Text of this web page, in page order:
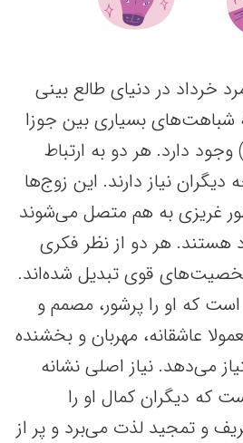
خرداد در دنیای طالع بینی
شباهت‌های بسیاری بین جوزا
دارد. هر دو به ارتباط
دیگران نیاز دارند. این زوج‌ها
طور غریزی به هم متصل می‌شوند
هر دو از نظر فکری
قوی تبدیل شده‌اند.
که او را پرشور، مصمم و
عاشقانه، مهربان و بخشنده
می‌دهد. نیاز اصلی نشانه
که دیگران کمال او را
و تمجید لذت می‌برد و پر از